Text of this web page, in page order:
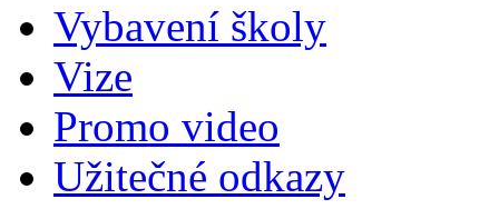
Vybavení školy
Vize
Promo video
Užitečné odkazy